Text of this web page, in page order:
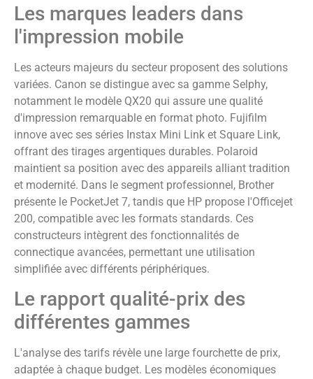
Les marques leaders dans
l'impression mobile
Les acteurs majeurs du secteur proposent des solutions
variées. Canon se distingue avec sa gamme Selphy,
notamment le modèle QX20 qui assure une qualité
d'impression remarquable en format photo. Fujifilm
innove avec ses séries Instax Mini Link et Square Link,
offrant des tirages argentiques durables. Polaroid
maintient sa position avec des appareils alliant tradition
et modernité. Dans le segment professionnel, Brother
présente le PocketJet 7, tandis que HP propose l'Officejet
200, compatible avec les formats standards. Ces
constructeurs intègrent des fonctionnalités de
connectique avancées, permettant une utilisation
simplifiée avec différents périphériques.
Le rapport qualité-prix des
différentes gammes
L'analyse des tarifs révèle une large fourchette de prix,
adaptée à chaque budget. Les modèles économiques